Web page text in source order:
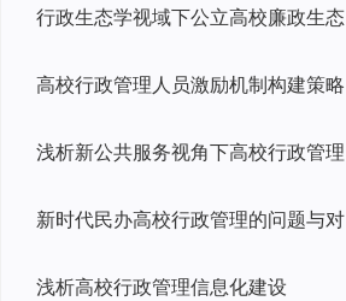
行政生态学视域下公立高校廉政生态
高校行政管理人员激励机制构建策略
浅析新公共服务视角下高校行政管理
新时代民办高校行政管理的问题与对
浅析高校行政管理信息化建设